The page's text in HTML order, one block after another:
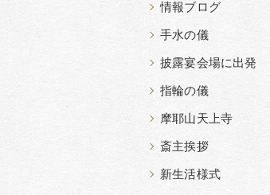
情報ブログ
手水の儀
披露宴会場に出発
指輪の儀
摩耶山天上寺
斎主挨拶
新生活様式